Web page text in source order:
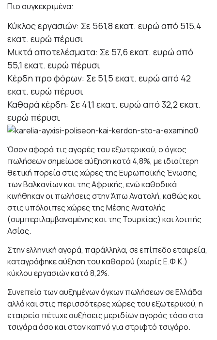
Πιο συγκεκριμένα:
Κύκλος εργασιών: Σε 561,8 εκατ. ευρώ από 515,4
εκατ. ευρώ πέρυσι
Μικτά αποτελέσματα: Σε 57,6 εκατ. ευρώ από
55,1 εκατ. ευρώ πέρυσι
Κέρδη προ φόρων: Σε 51,5 εκατ. ευρώ από 42
εκατ. ευρώ πέρυσι
Καθαρά κέρδη: Σε 41,1 εκατ. ευρώ από 32,2 εκατ.
ευρώ πέρυσι
Όσον αφορά τις αγορές του εξωτερικού, ο όγκος
πωλήσεων σημείωσε αύξηση κατά 4,8%, με ιδιαίτερη
θετική πορεία στις χώρες της Ευρωπαϊκής Ένωσης,
των Βαλκανίων και της Αφρικής, ενώ καθοδικά
κινήθηκαν οι πωλήσεις στην Άπω Ανατολή, καθώς και
στις υπόλοιπες χώρες της Μέσης Ανατολής
(συμπεριλαμβανομένης και της Τουρκίας) και λοιπής
Ασίας.
Στην ελληνική αγορά, παράλληλα, σε επίπεδο εταιρεία,
καταγράφηκε αύξηση του καθαρού (χωρίς Ε.Φ.Κ.)
κύκλου εργασιών κατά 8,2%.
Συνεπεία των αυξημένων όγκων πωλήσεων σε Ελλάδα
αλλά και στις περισσότερες χώρες του εξωτερικού, η
εταιρεία πέτυχε αυξήσεις μεριδίων αγοράς τόσο στα
τσιγάρα όσο και στον καπνό για στριφτό τσιγάρο.